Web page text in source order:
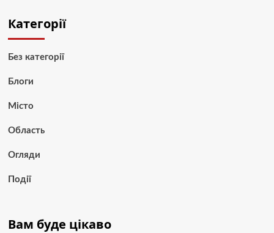
Категорії
Без категорії
Блоги
Місто
Область
Огляди
Події
Вам буде цікаво